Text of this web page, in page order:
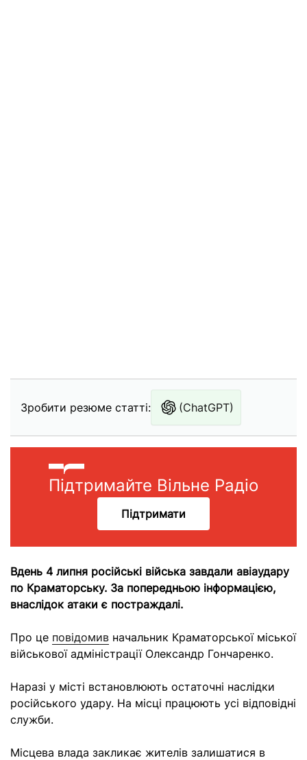
Зробити резюме статті: (ChatGPT)
Підтримайте Вільне Радіо
Підтримати
Вдень 4 липня російські війська завдали авіаудару
по Краматорську. За попередньою інформацією,
внаслідок атаки є постраждалі.
Про це повідомив начальник Краматорської міської
військової адміністрації Олександр Гончаренко.
Наразі у місті встановлюють остаточні наслідки
російського удару. На місці працюють усі відповідні
служби.
Місцева влада закликає жителів залишатися в